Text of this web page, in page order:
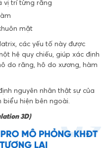
vị trí từng răng
mặt
các yếu tố này được
hệ quy chiếu, giúp xác định
do răng, hô do xương, hàm
nguyên nhân thật sự của
biểu hiện bên ngoài.
3D)